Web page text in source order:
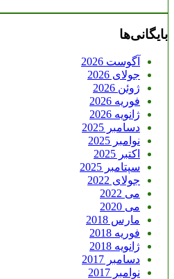
بایگانی‌ها
آگوست 2026
جولای 2026
ژوئن 2026
فوریه 2026
ژانویه 2026
دسامبر 2025
نوامبر 2025
اکتبر 2025
سپتامبر 2025
جولای 2022
می 2022
می 2020
مارس 2018
فوریه 2018
ژانویه 2018
دسامبر 2017
نوامبر 2017